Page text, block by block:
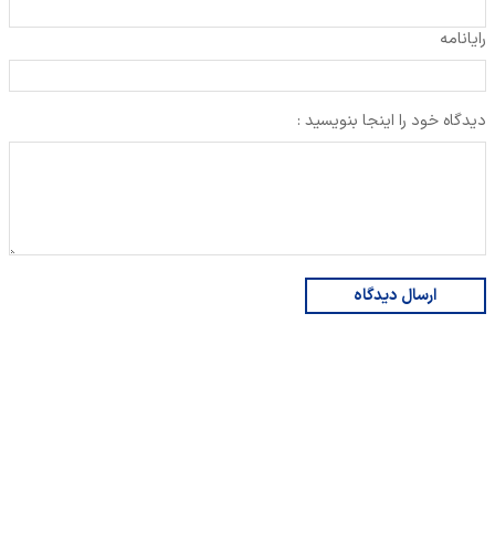
رایانامه
دیدگاه خود را اینجا بنویسید :
ارسال دیدگاه